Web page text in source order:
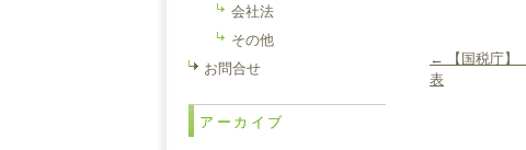
投稿ナビゲー
←
【国税庁
表
会社法
その他
お問合せ
アーカイブ